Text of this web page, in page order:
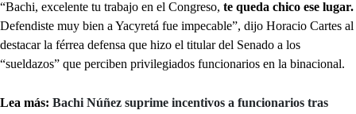
“Bachi, excelente tu trabajo en el Congreso, te queda chico ese lugar.
Defendiste muy bien a Yacyretá fue impecable”, dijo Horacio Cartes al
destacar la férrea defensa que hizo el titular del Senado a los
“sueldazos” que perciben privilegiados funcionarios en la binacional.
Lea más: Bachi Núñez suprime incentivos a funcionarios tras